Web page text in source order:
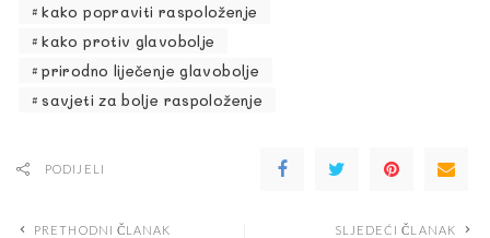
kako popraviti raspoloženje
kako protiv glavobolje
prirodno liječenje glavobolje
savjeti za bolje raspoloženje
PODIJELI
PRETHODNI ČLANAK SLJEDEĆI ČLANAK